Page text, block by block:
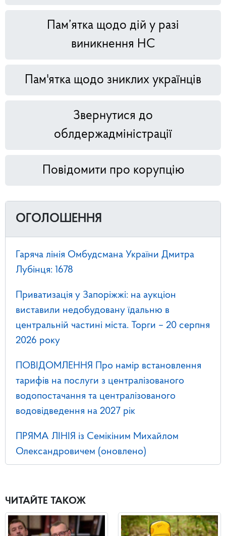
Пам’ятка щодо дій у разі
виникнення НС
Пам'ятка щодо зниклих українців
Звернутися до
облдержадміністрації
Повідомити про корупцію
ОГОЛОШЕННЯ
Гаряча лінія Омбудсмана України Дмитра
Лубінця: 1678
Приватизація у Запоріжжі: на аукціон
виставили недобудовану їдальню в
центральній частині міста. Торги – 20 серпня
2026 року
ПОВІДОМЛЕННЯ Про намір встановлення
тарифів на послуги з централізованого
водопостачання та централізованого
водовідведення на 2027 рік
ПРЯМА ЛІНІЯ із Семікіним Михайлом
Олександровичем (оновлено)
ЧИТАЙТЕ ТАКОЖ